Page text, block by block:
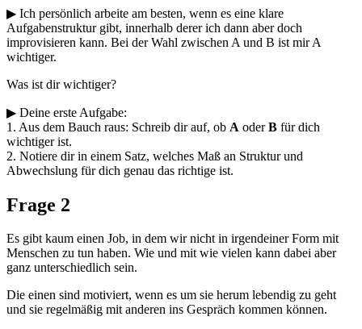
▶ Ich persönlich arbeite am besten, wenn es eine klare
Aufgabenstruktur gibt, innerhalb derer ich dann aber doch
improvisieren kann. Bei der Wahl zwischen A und B ist mir A
wichtiger.
Was ist dir wichtiger?
▶ Deine erste Aufgabe:
1. Aus dem Bauch raus: Schreib dir auf, ob A oderB für dich
wichtiger ist.
2. Notiere dir in einem Satz, welches Maß an Struktur und
Abwechslung für dich genau das richtige ist.
Frage 2
Es gibt kaum einen Job, in dem wir nicht in irgendeiner Form mit
Menschen zu tun haben. Wie und mit wie vielen kann dabei aber
ganz unterschiedlich sein.
Die einen sind motiviert, wenn es um sie herum lebendig zu geht
und sie regelmäßig mit anderen ins Gespräch kommen können.